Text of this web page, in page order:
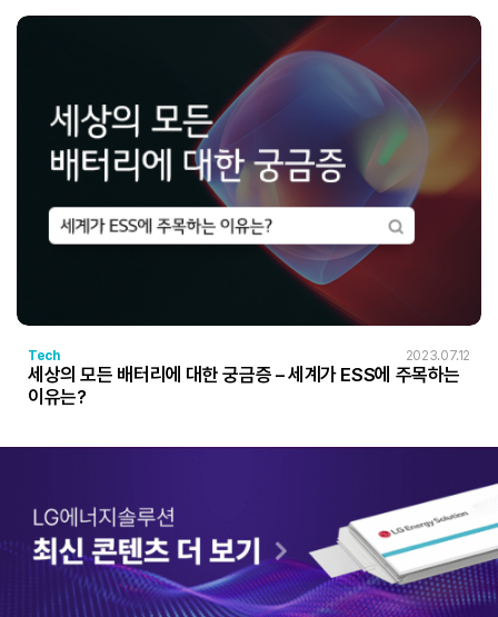
Tech 2023.07.12
세상의 모든 배터리에 대한 궁금증 – 세계가 ESS에 주목하는
이유는?